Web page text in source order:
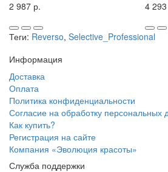
2 987 р.
4
Теги: Reverso, Selective_Professional
Информация
Доставка
Оплата
Политика конфиденциальности
Согласие на обработку персональных
Как купить?
Регистрация на сайте
Компания «Эволюция красоты»
Служба поддержки